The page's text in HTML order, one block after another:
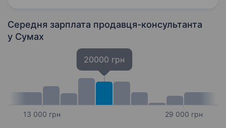
Середня зарплата продавця-консультанта
у Сумах
13 000 грн
20000 грн
29 000 грн